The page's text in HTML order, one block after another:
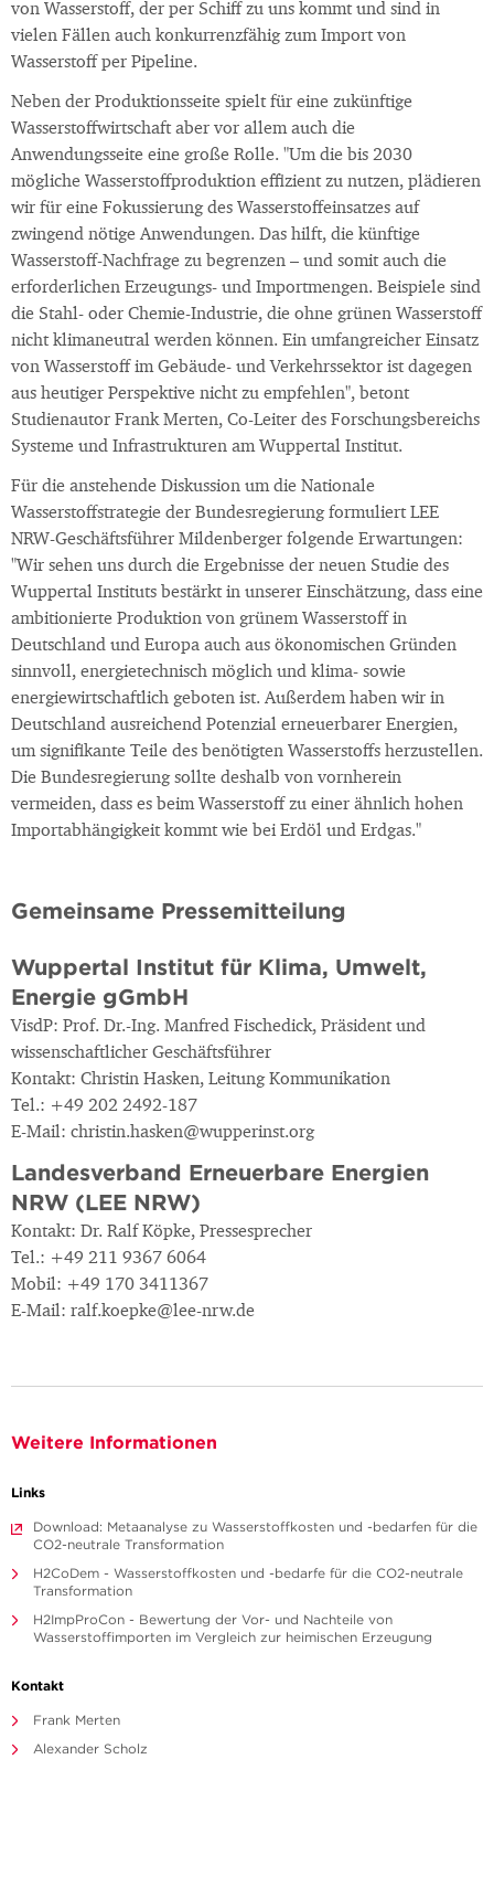
von Wasserstoff, der per Schiff zu uns kommt und sind in
vielen Fällen auch konkurrenzfähig zum Import von
Wasserstoff per Pipeline.
Neben der Produktionsseite spielt für eine zukünftige
Wasserstoffwirtschaft aber vor allem auch die
Anwendungsseite eine große Rolle. "Um die bis 2030
mögliche Wasserstoffproduktion effizient zu nutzen, plädieren
wir für eine Fokussierung des Wasserstoffeinsatzes auf
zwingend nötige Anwendungen. Das hilft, die künftige
Wasserstoff-Nachfrage zu begrenzen – und somit auch die
erforderlichen Erzeugungs- und Importmengen. Beispiele sind
die Stahl- oder Chemie-Industrie, die ohne grünen Wasserstoff
nicht klimaneutral werden können. Ein umfangreicher Einsatz
von Wasserstoff im Gebäude- und Verkehrssektor ist dagegen
aus heutiger Perspektive nicht zu empfehlen", betont
Studienautor Frank Merten, Co-Leiter des Forschungsbereichs
Systeme und Infrastrukturen am Wuppertal Institut.
Für die anstehende Diskussion um die Nationale
Wasserstoffstrategie der Bundesregierung formuliert LEE
NRW-Geschäftsführer Mildenberger folgende Erwartungen:
"Wir sehen uns durch die Ergebnisse der neuen Studie des
Wuppertal Instituts bestärkt in unserer Einschätzung, dass eine
ambitionierte Produktion von grünem Wasserstoff in
Deutschland und Europa auch aus ökonomischen Gründen
sinnvoll, energietechnisch möglich und klima- sowie
energiewirtschaftlich geboten ist. Außerdem haben wir in
Deutschland ausreichend Potenzial erneuerbarer Energien,
um signifikante Teile des benötigten Wasserstoffs herzustellen.
Die Bundesregierung sollte deshalb von vornherein
vermeiden, dass es beim Wasserstoff zu einer ähnlich hohen
Importabhängigkeit kommt wie bei Erdöl und Erdgas."
Gemeinsame Pressemitteilung
Wuppertal Institut für Klima, Umwelt,
Energie gGmbH
VisdP: Prof. Dr.-Ing. Manfred Fischedick, Präsident und
wissenschaftlicher Geschäftsführer
Kontakt: Christin Hasken, Leitung Kommunikation
Tel.: +49 202 2492-187
E-Mail: christin.hasken@wupperinst.org
Landesverband Erneuerbare Energien
NRW (LEE NRW)
Kontakt: Dr. Ralf Köpke, Pressesprecher
Tel.: +49 211 9367 6064
Mobil: +49 170 3411367
E-Mail: ralf.koepke@lee-nrw.de
Weitere Informationen
Links
Download: Metaanalyse zu Wasserstoffkosten und -bedarfen für die
CO2-neutrale Transformation
H2CoDem - Wasserstoffkosten und -bedarfe für die CO2-neutrale
Transformation
H2ImpProCon - Bewertung der Vor- und Nachteile von
Wasserstoffimporten im Vergleich zur heimischen Erzeugung
Kontakt
Frank Merten
Alexander Scholz